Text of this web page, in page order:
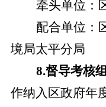
牵头单位：
配合单位：
境局太平分局
8.督导考核组
作纳入区政府年